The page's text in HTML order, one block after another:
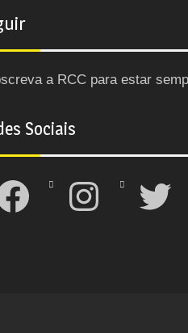
a RCC para estar
Sociais
Facebook Instagram Twitter